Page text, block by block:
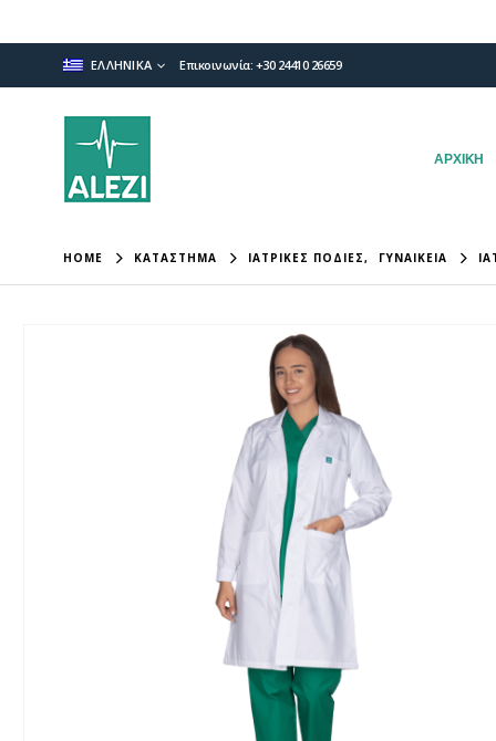
ΕΛΛΗΝΙΚΑ Επικοινωνία: +30 24410 26659
ΑΡΧΙΚΗ
HOME ΚΑΤΑΣΤΗΜΑ ΙΑΤΡΙΚΈΣ ΠΟΔΙΈΣ, ΓΥΝΑΙΚΕΊΑ